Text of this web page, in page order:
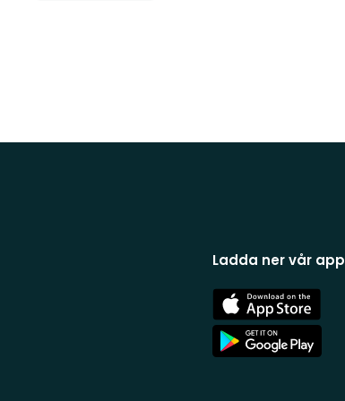
Ladda ner vår app
App
Store
App
Store